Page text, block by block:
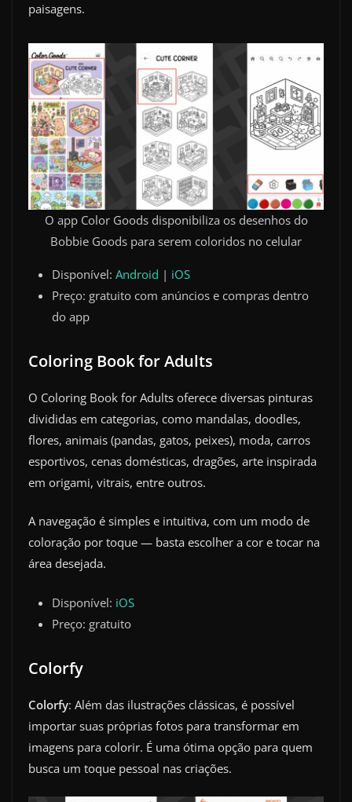
paisagens.
O app Color Goods disponibiliza os desenhos do
Bobbie Goods para serem coloridos no celular
Disponível: Android | iOS
Preço: gratuito com anúncios e compras dentro
do app
Coloring Book for Adults
O Coloring Book for Adults oferece diversas pinturas
divididas em categorias, como mandalas, doodles,
flores, animais (pandas, gatos, peixes), moda, carros
esportivos, cenas domésticas, dragões, arte inspirada
em origami, vitrais, entre outros.
A navegação é simples e intuitiva, com um modo de
coloração por toque — basta escolher a cor e tocar na
área desejada.
Disponível: iOS
Preço: gratuito
Colorfy
Colorfy: Além das ilustrações clássicas, é possível
importar suas próprias fotos para transformar em
imagens para colorir. É uma ótima opção para quem
busca um toque pessoal nas criações.